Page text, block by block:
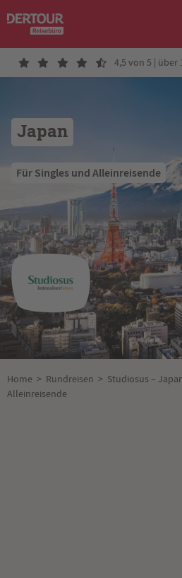
4,5 von 5 | über
Japan
Für Singles und Alleinreisende
Home > Rundreisen > Studiosus –
Alleinreisende